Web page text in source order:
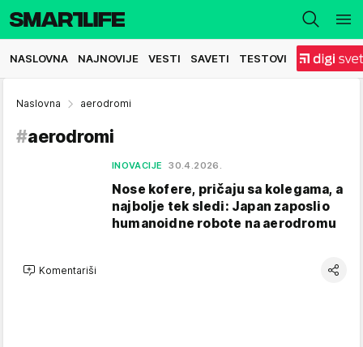
NASLOVNA NAJNOVIJE VESTI SAVETI TESTOVI
Naslovna aerodromi
#aerodromi
INOVACIJE 30.4.2026.
Nose kofere, pričaju sa kolegama, a
najbolje tek sledi: Japan zaposlio
humanoidne robote na aerodromu
Komentariši